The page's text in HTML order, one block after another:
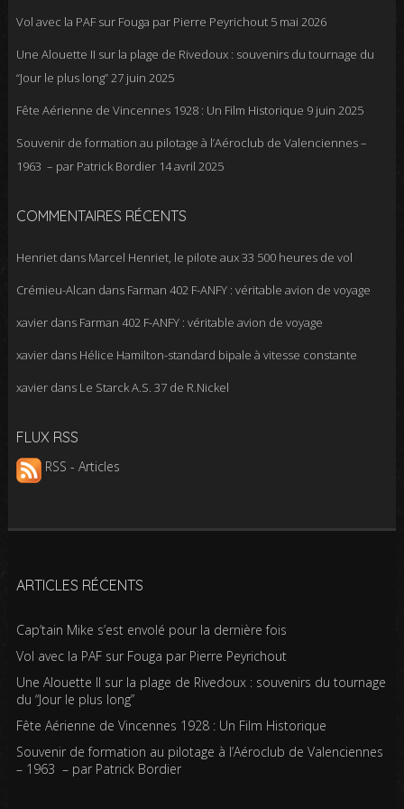
Vol avec la PAF sur Fouga par Pierre Peyrichout 5 mai 2026
Une Alouette II sur la plage de Rivedoux : souvenirs du tournage du
“Jour le plus long”27 juin 2025
Fête Aérienne de Vincennes 1928 : Un Film Historique 9 juin 2025
Souvenir de formation au pilotage à l’Aéroclub de Valenciennes –
1963 – par Patrick Bordier 14 avril 2025
COMMENTAIRES RÉCENTS
Henrietdans Marcel Henriet, le pilote aux 33 500 heures de vol
Crémieu-Alcan dans Farman 402 F-ANFY : véritable avion de voyage
xavierdans Farman 402 F-ANFY : véritable avion de voyage
xavierdans Hélice Hamilton-standard bipale à vitesse constante
xavierdans Le Starck A.S. 37 de R.Nickel
FLUX RSS
RSS - Articles
ARTICLES RÉCENTS
Cap’tain Mike s’est envolé pour la dernière fois
Vol avec la PAF sur Fouga par Pierre Peyrichout
Une Alouette II sur la plage de Rivedoux : souvenirs du tournage
du “Jour le plus long”
Fête Aérienne de Vincennes 1928 : Un Film Historique
Souvenir de formation au pilotage à l’Aéroclub de Valenciennes
– 1963 – par Patrick Bordier